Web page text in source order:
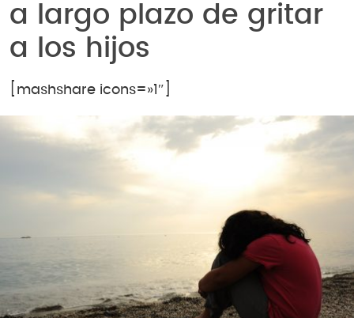
a largo plazo de gritar
a los hijos
[mashshare icons=»1″]